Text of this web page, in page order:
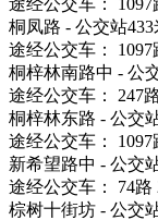
桐凤路 - 公交站433
途经公交车： 1097
桐梓林南路中 - 公
途经公交车： 247
桐梓林东路 - 公交
途经公交车： 1097
新希望路中 - 公交
途经公交车： 74路
棕树十街坊 - 公交